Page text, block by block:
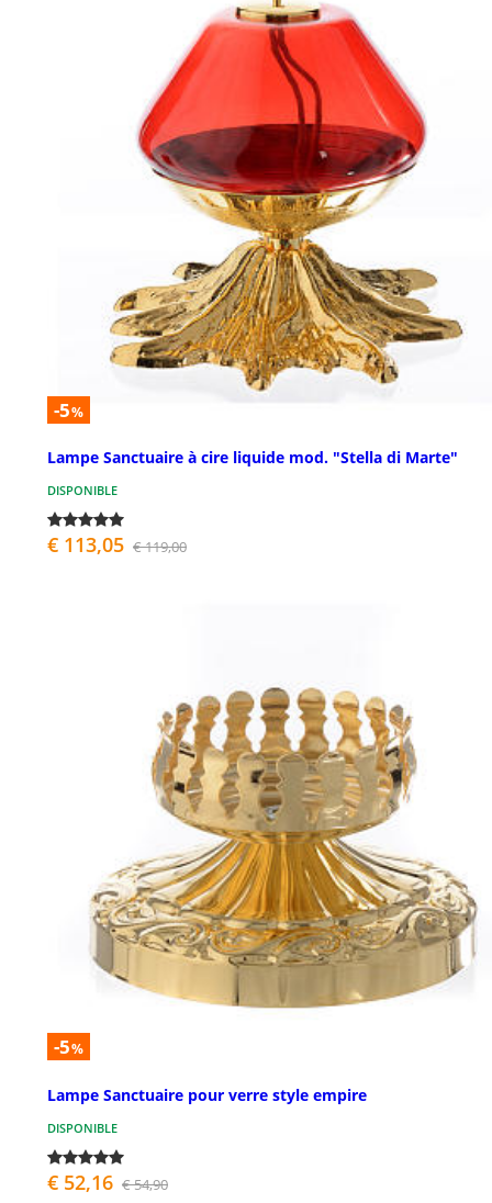
-5%
Lampe Sanctuaire à cire liquide mod. "Stella di Marte"
DISPONIBLE
€ 113,05 € 119,00
-5%
Lampe Sanctuaire pour verre style empire
DISPONIBLE
€ 52,16 € 54,90